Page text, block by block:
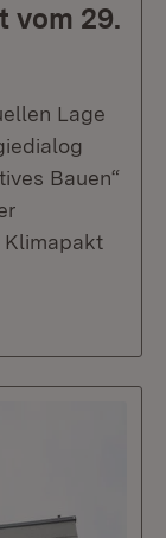
vom 29.
Lage
Bauen“
Klimapakt